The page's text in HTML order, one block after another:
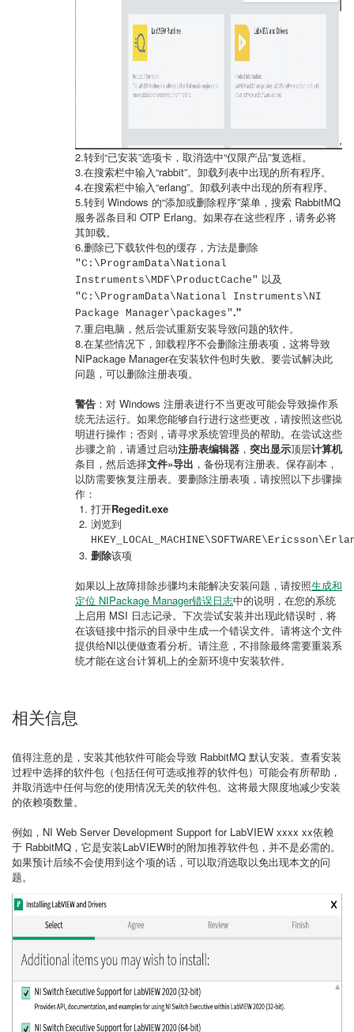
2.转到“已安装”选项卡，取消选中“仅限产品”复选框。
3.在搜索栏中输入“rabbit”。卸载列表中出现的所有程序。
4.在搜索栏中输入“erlang”。卸载列表中出现的所有程序。
5.转到 Windows 的“添加或删除程序”菜单，搜索 RabbitMQ
服务器条目和 OTP Erlang。如果存在这些程序，请务必将
其卸载。
6.删除已下载软件包的缓存，方法是删除
"C:\ProgramData\National
Instruments\MDF\ProductCache" 以及
"C:\ProgramData\National Instruments\NI
Package Manager\packages"."
7.重启电脑，然后尝试重新安装导致问题的软件。
8.在某些情况下，卸载程序不会删除注册表项，这将导致
NIPackage Manager在安装软件包时失败。要尝试解决此
问题，可以删除注册表项。
警告 ：对 Windows 注册表进行不当更改可能会导致操作系
统无法运行。如果您能够自行进行这些更改，请按照这些说
明进行操作；否则，请寻求系统管理员的帮助。在尝试这些
步骤之前，请通过启动注册表编辑器 ， 突出显示顶层计算机
条目，然后选择文件»导出 ，备份现有注册表。保存副本，
以防需要恢复注册表。要删除注册表项，请按照以下步骤操
作：
打开Regedit.exe
浏览到
删除该项
如果以上故障排除步骤均未能解决安装问题，请按照生成和
定位 NIPackage Manager错误日志中的说明，在您的系统
上启用 MSI 日志记录。下次尝试安装并出现此错误时，将
在该链接中指示的目录中生成一个错误文件。请将这个文件
提供给NI以便做查看分析。请注意，不排除最终需要重装系
统才能在这台计算机上的全新环境中安装软件。
相关信息
值得注意的是，安装其他软件可能会导致 RabbitMQ 默认安装。查看安装
过程中选择的软件包（包括任何可选或推荐的软件包）可能会有所帮助，
并取消选中任何与您的使用情况无关的软件包。这将最大限度地减少安装
的依赖项数量。
例如，NI Web Server Development Support for LabVIEW xxxx xx依赖
于 RabbitMQ，它是安装LabVIEW时的附加推荐软件包，并不是必需的。
如果预计后续不会使用到这个项的话，可以取消选取以免出现本文的问
题。